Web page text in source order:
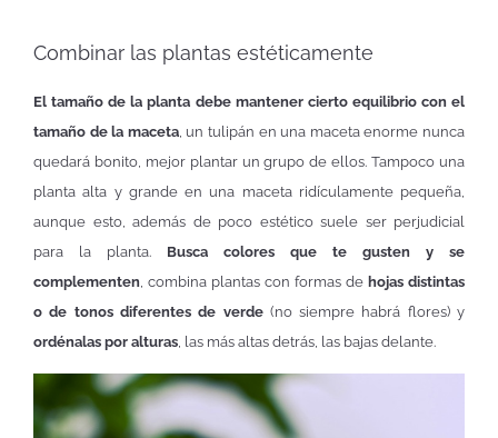
Combinar las plantas estéticamente
El tamaño de la planta debe mantener cierto equilibrio con el
tamaño de la maceta, un tulipán en una maceta enorme nunca
quedará bonito, mejor plantar un grupo de ellos. Tampoco una
planta alta y grande en una maceta ridículamente pequeña,
aunque esto, además de poco estético suele ser perjudicial
para la planta. Busca colores que te gusten y se
complementen, combina plantas con formas de hojas distintas
o de tonos diferentes de verde (no siempre habrá flores) y
ordénalas por alturas, las más altas detrás, las bajas delante.